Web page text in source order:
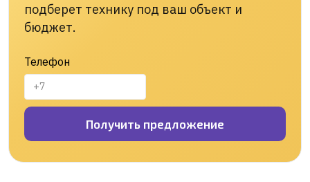
подберет технику под ваш объект и
бюджет.
Телефон
Получить предложение